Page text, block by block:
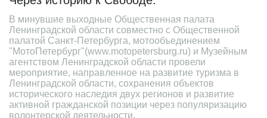
В минувшие выходные Общественная палата
Ленинградской области совместно с Общественной
палатой Санкт-Петербурга, мотообъединением
"МотоПетербург"(www.motopetersburg.ru) и Музейным
агентством Ленинградской области провели
мероприятие, направленное на развитие туризма в
Ленинградской области, сохранения объектов
исторического наследия двух регионов и развитие
активной гражданской позиции через популяризацию
волонтерской деятельности.